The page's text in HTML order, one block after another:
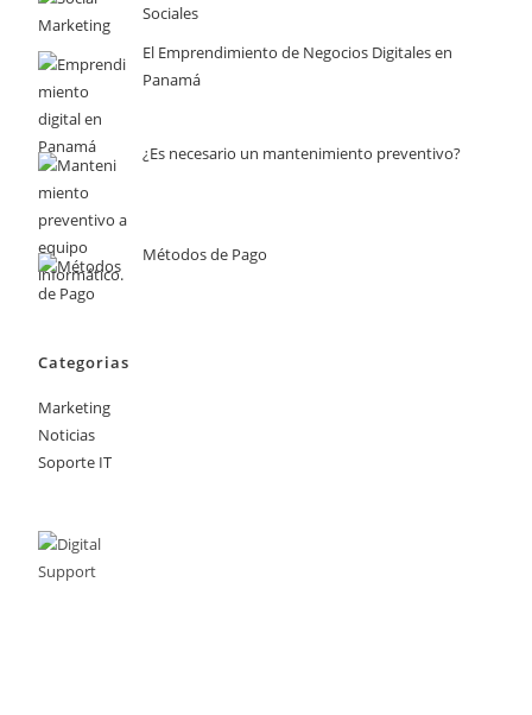
Sociales
El Emprendimiento de Negocios Digitales en
Panamá
¿Es necesario un mantenimiento preventivo?
Métodos de Pago
Categorias
Marketing
Noticias
Soporte IT